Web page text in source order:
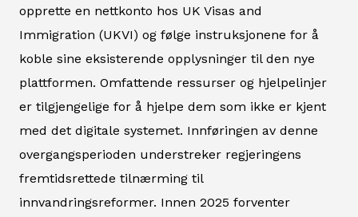
opprette en nettkonto hos UK Visas and
Immigration (UKVI) og følge instruksjonene for å
koble sine eksisterende opplysninger til den nye
plattformen. Omfattende ressurser og hjelpelinjer
er tilgjengelige for å hjelpe dem som ikke er kjent
med det digitale systemet. Innføringen av denne
overgangsperioden understreker regjeringens
fremtidsrettede tilnærming til
innvandringsreformer. Innen 2025 forventer